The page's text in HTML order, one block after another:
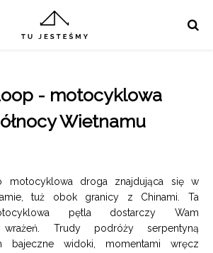
- motocyklowa
Wietnamu
motocyklowa droga znajdująca się w
tuż obok granicy z Chinami. Ta
pętla dostarczy Wam
wrażeń. Trudy podróży serpentyną
bajeczne widoki, momentami wręcz